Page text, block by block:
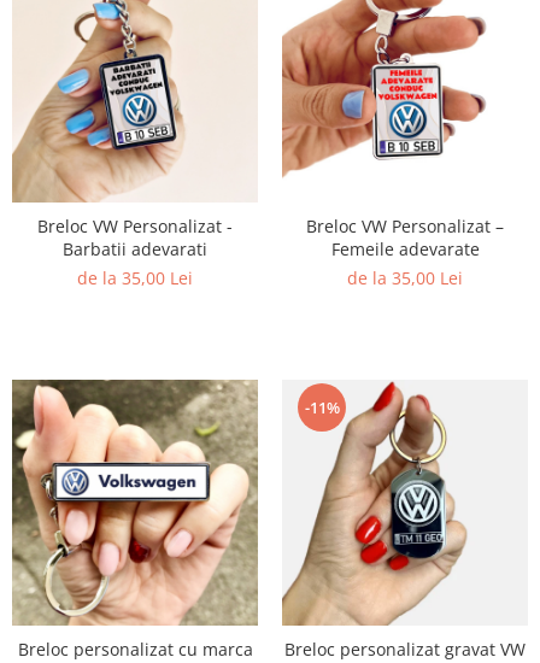
Breloc VW Personalizat -
Barbatii adevarati
de la 35,00 Lei
Breloc VW Personalizat –
Femeile adevarate
de la 35,00 Lei
Breloc personalizat cu marca
-11%
Breloc personalizat gravat VW